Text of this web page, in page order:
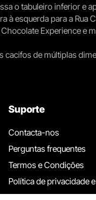
o tabuleiro inferior e
à esquerda para a Rua
Experience e
cacifos de múltiplas
Suporte
Contacta-nos
Perguntas frequentes
Termos e Condições
Política de privacidade
Trabalha connosco